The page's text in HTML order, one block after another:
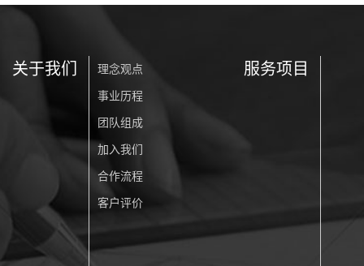
关于我们 理念观点
事业历程
团队组成
加入我们
合作流程
客户评价
服务项目